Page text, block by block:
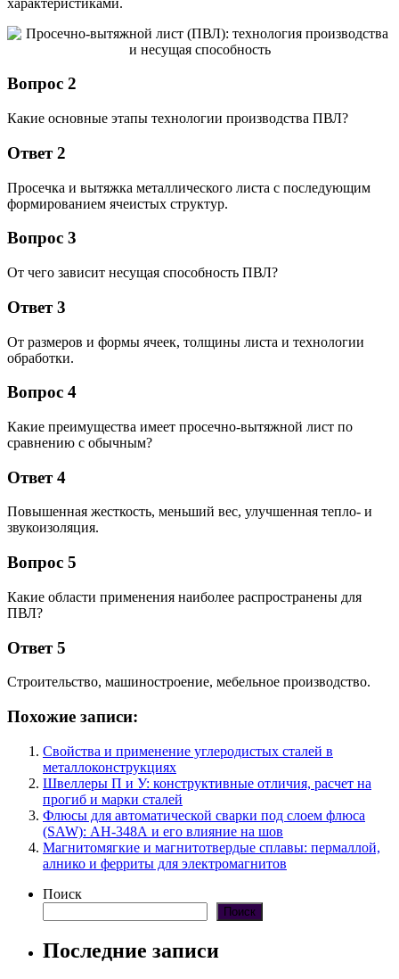
Вопрос 2
Какие основные этапы технологии производства ПВЛ?
Ответ 2
Просечка и вытяжка металлического листа с последующим
формированием ячеистых структур.
Вопрос 3
От чего зависит несущая способность ПВЛ?
Ответ 3
От размеров и формы ячеек, толщины листа и технологии
обработки.
Вопрос 4
Какие преимущества имеет просечно-вытяжной лист по
сравнению с обычным?
Ответ 4
Повышенная жесткость, меньший вес, улучшенная тепло- и
звукоизоляция.
Вопрос 5
Какие области применения наиболее распространены для
ПВЛ?
Ответ 5
Строительство, машиностроение, мебельное производство.
Похожие записи:
Свойства и применение углеродистых сталей в
металлоконструкциях
Швеллеры П и У: конструктивные отличия, расчет на
прогиб и марки сталей
Флюсы для автоматической сварки под слоем флюса
(SAW): АН-348А и его влияние на шов
Магнитомягкие и магнитотвердые сплавы: пермаллой,
алнико и ферриты для электромагнитов
Поиск
Поиск
Последние записи